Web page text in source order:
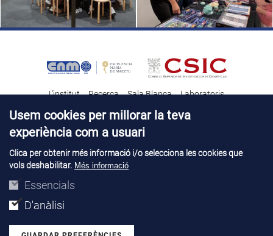
L'institut Recerca Sala Blanca
Laboratoris
Transferència tecnològica
Notícies & Divulgació
Contacte Talent
Avís legal Perfil del contractant
Usem cookies per millorar la teva
experiència com a usuari
Clica per obtenir més informació i/o selecciona les cookies que
vols deshabilitar. Més informació
Essencials
D'anàlisi